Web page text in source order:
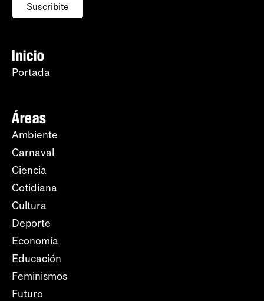
Suscribite
Inicio
Portada
Áreas
Ambiente
Carnaval
Ciencia
Cotidiana
Cultura
Deporte
Economía
Educación
Feminismos
Futuro